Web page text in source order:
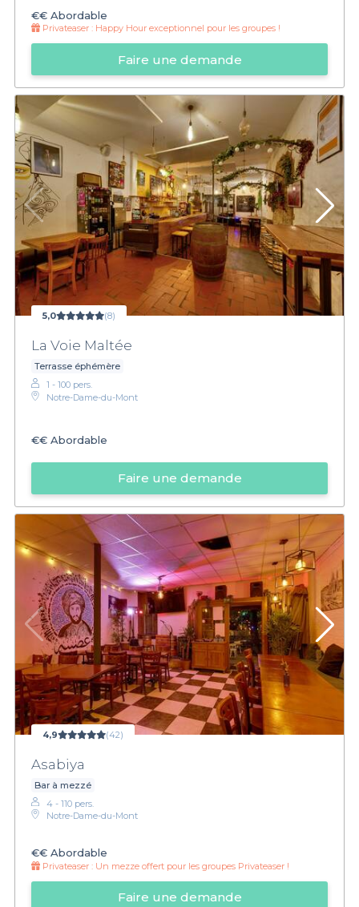
€€ Abordable
Privateaser : Happy Hour exceptionnel pour les groupes !
Faire une demande
5,0 (8)
La Voie Maltée
Terrasse éphémère
1 - 100 pers.
Notre-Dame-du-Mont
€€ Abordable
Faire une demande
4,9 (42)
Asabiya
Bar à mezzé
4 - 110 pers.
Notre-Dame-du-Mont
€€ Abordable
Privateaser : Un mezze offert pour les groupes Privateaser !
Faire une demande